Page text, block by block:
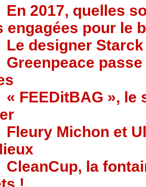
En 2017, quelles
engagées pour le
Le designer
Greenpeace
« FEEDitBAG », le
Fleury Michon et
CleanCup, la